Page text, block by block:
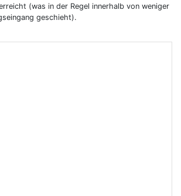
(was in der Regel innerhalb von weniger
geschieht).